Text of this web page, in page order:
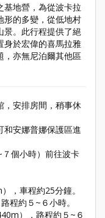
基地營，為從波卡拉
形的多變，從低地村
景。此行程提供了絕
身於宏偉的喜馬拉雅
，亦無尼泊爾其他區
，安排房間，稍事休
和安娜普娜保護區進
個小時）前往波卡
，車程約25分鐘。
程約５~６小時。
），路程約５~６